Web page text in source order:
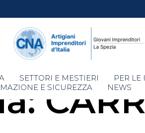
Skip
to
SETTORI E MESTIERI PER LE
E SICUREZZA
NEWS